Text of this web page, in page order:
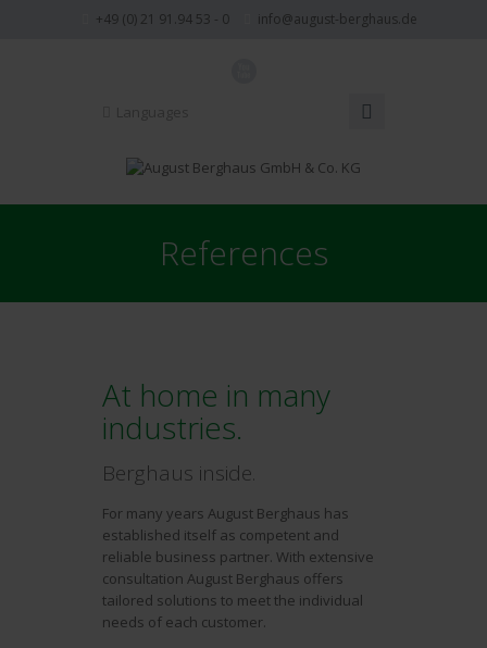
+49 (0) 21 91.94 53 - 0 info@august-berghaus.de
References
At home in many
industries.
Berghaus inside.
For many years August Berghaus has
established itself as competent and
reliable business partner. With extensive
consultation August Berghaus offers
tailored solutions to meet the individual
needs of each customer.